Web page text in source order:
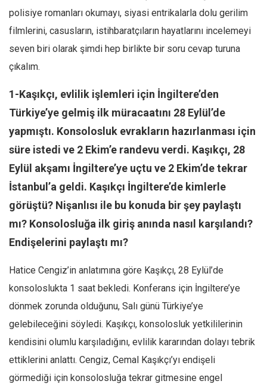
polisiye romanları okumayı, siyasi entrikalarla dolu gerilim
filmlerini, casusların, istihbaratçıların hayatlarını incelemeyi
seven biri olarak şimdi hep birlikte bir soru cevap turuna
çıkalım.
1-Kaşıkçı, evlilik işlemleri için İngiltere’den
Türkiye’ye gelmiş ilk müracaatını 28 Eylül’de
yapmıştı. Konsolosluk evrakların hazırlanması için
süre istedi ve 2 Ekim’e randevu verdi. Kaşıkçı, 28
Eylül akşamı İngiltere’ye uçtu ve 2 Ekim’de tekrar
İstanbul’a geldi. Kaşıkçı İngiltere’de kimlerle
görüştü? Nişanlısı ile bu konuda bir şey paylaştı
mı? Konsolosluğa ilk giriş anında nasıl karşılandı?
Endişelerini paylaştı mı?
Hatice Cengiz’in anlatımına göre Kaşıkçı, 28 Eylül’de
konsoloslukta 1 saat bekledi. Konferans için İngiltere’ye
dönmek zorunda olduğunu, Salı günü Türkiye’ye
gelebileceğini söyledi. Kaşıkçı, konsolosluk yetkililerinin
kendisini olumlu karşıladığını, evlilik kararından dolayı tebrik
ettiklerini anlattı. Cengiz, Cemal Kaşıkçı’yı endişeli
görmediği için konsolosluğa tekrar gitmesine engel